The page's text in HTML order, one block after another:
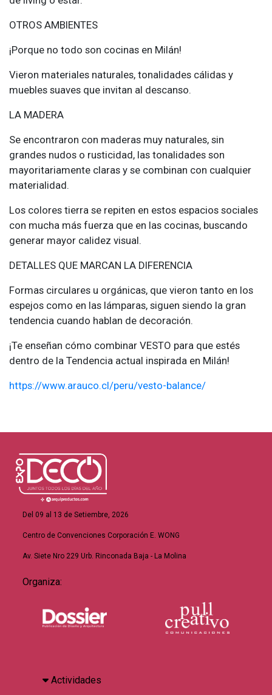
OTROS AMBIENTES
¡Porque no todo son cocinas en Milán!
Vieron materiales naturales, tonalidades cálidas y
muebles suaves que invitan al descanso.
LA MADERA
Se encontraron con maderas muy naturales, sin
grandes nudos o rusticidad, las tonalidades son
mayoritariamente claras y se combinan con cualquier
materialidad.
Los colores tierra se repiten en estos espacios sociales
con mucha más fuerza que en las cocinas, buscando
generar mayor calidez visual.
DETALLES QUE MARCAN LA DIFERENCIA
Formas circulares u orgánicas, que vieron tanto en los
espejos como en las lámparas, siguen siendo la gran
tendencia cuando hablan de decoración.
¡Te enseñan cómo combinar VESTO para que estés
dentro de la Tendencia actual inspirada en Milán!
https://www.arauco.cl/peru/vesto-balance/
Del 09 al 13 de Setiembre, 2026
Centro de Convenciones Corporación E. WONG
Av. Siete Nro 229 Urb. Rinconada Baja - La Molina
Organiza:
Actividades